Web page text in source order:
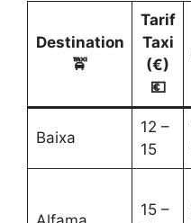
Destination
🚖
Tarif
Taxi
(€)
💶
Baixa
12 –
15
15 –